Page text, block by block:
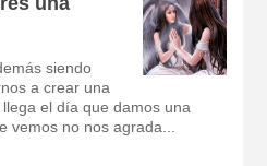
siendo
a crear una
el día que damos una
vemos no nos agrada...